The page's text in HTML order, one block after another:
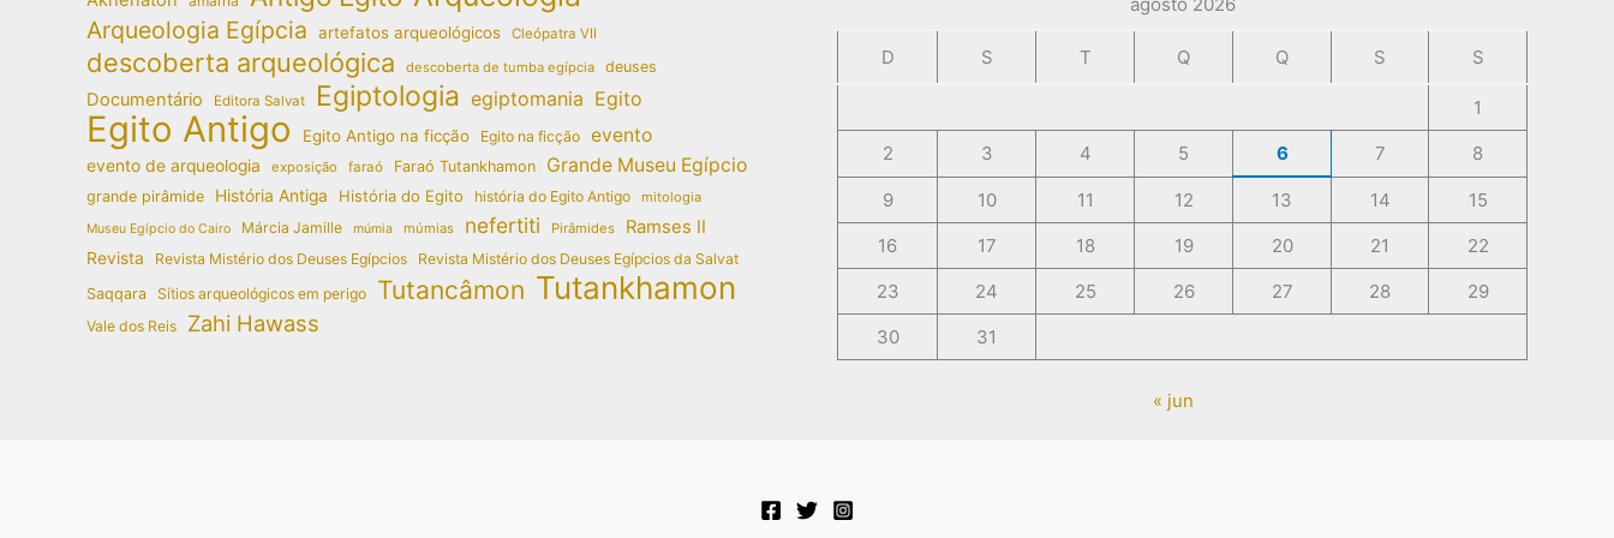
Arqueologia Egípcia artefatos arqueológicos Cleópatra VII
descoberta arqueológica descoberta de tumba egípcia deuses
Documentário Editora Salvat Egiptologia egiptomania Egito
Egito Antigo Egito Antigo na ficção Egito na ficção evento
evento de arqueologia exposição faraó Faraó Tutankhamon Grande Museu Egípcio
grande pirâmide História Antiga História do Egito história do Egito Antigo mitologia
Museu Egípcio do Cairo Márcia Jamille múmia múmias nefertiti Pirâmides Ramses II
Revista Revista Mistério dos Deuses Egípcios
Revista Mistério dos Deuses Egípcios da Salvat
Saqqara Sítios arqueológicos em perigo Tutancâmon Tutankhamon
Vale dos Reis Zahi Hawass
D S T Q Q S S
1
2
3 4 5 6 7 8
9 10 11 12 13 14
15
16
17 18 19 20 21
22
23
24 25 26 27 28
29
30
31
« jun